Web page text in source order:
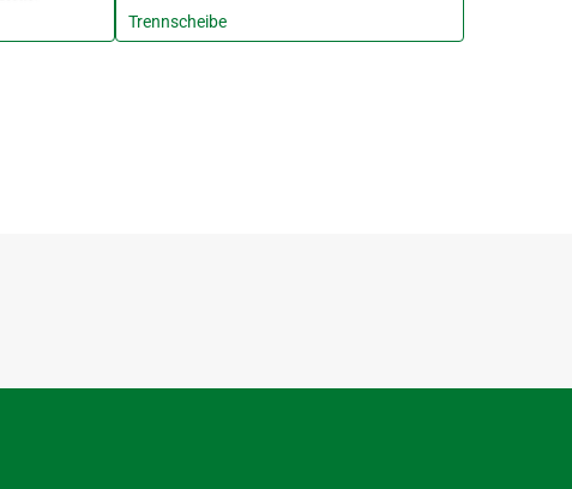
Trennscheibe